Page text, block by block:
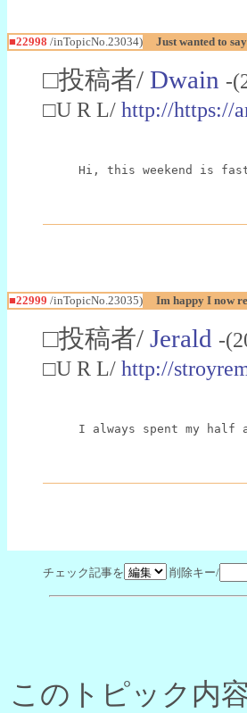
■22998 /inTopicNo.23034) Just wanted to
□投稿者/ Dwain -
□U R L/ http://https://
Hi, this weekend is
■22999 /inTopicNo.23035) Im happy I now
□投稿者/ Jerald -
□U R L/ http://
I always spent my
チェック記事を 削除キー/
このトピック内